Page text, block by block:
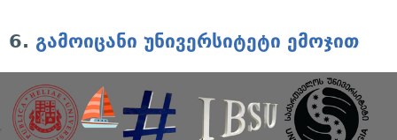
6. გამოიცანი უნივერსიტეტი ემოჯით